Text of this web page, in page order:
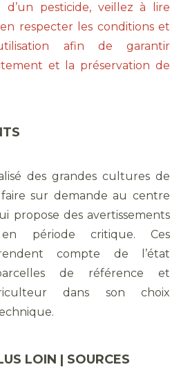
pesticide, veillez à lire
respecter les conditions et
afin de garantir
et la préservation de
des grandes cultures de
sur demande au centre
propose des avertissements
en période critique. Ces
rendent compte de l’état
de référence et
dans son choix
LOIN | SOURCES